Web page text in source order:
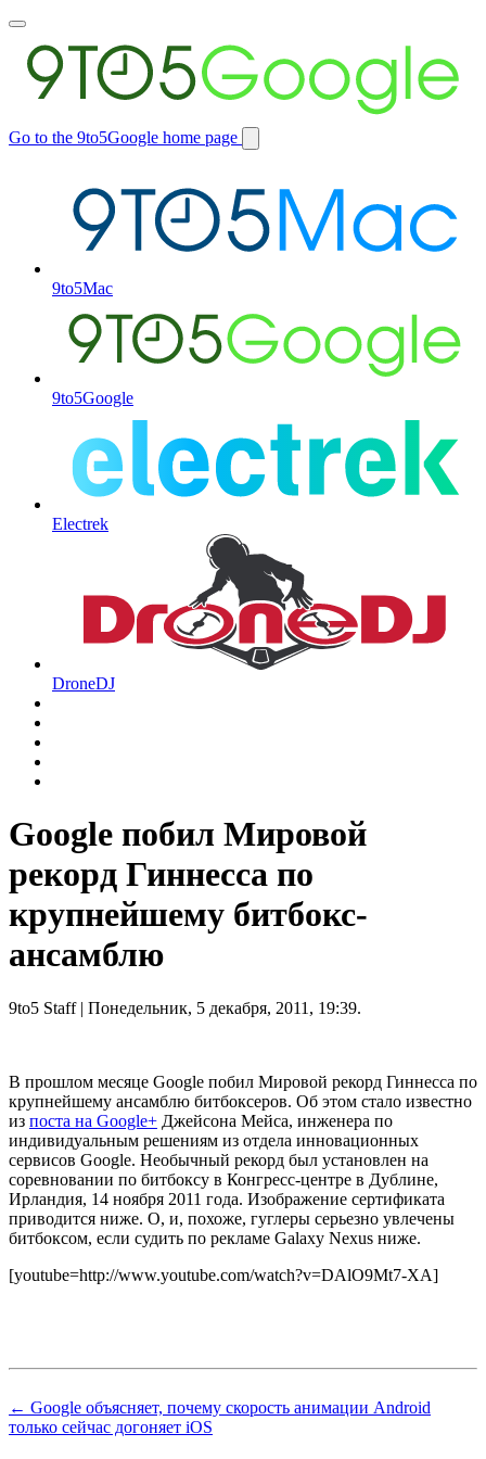
Toggle
main
menu
Go to the 9to5Google home page
Switch
9to5Mac
9to5Google
Electrek
DroneDJ
Google побил Мировой
рекорд Гиннесса по
крупнейшему битбокс-
ансамблю
9to5 Staff| Понедельник, 5 декабря, 2011, 19:39.
В прошлом месяце Google побил Мировой рекорд Гиннесса по
крупнейшему ансамблю битбоксеров. Об этом стало известно
из поста на Google+ Джейсона Мейса, инженера по
индивидуальным решениям из отдела инновационных
сервисов Google. Необычный рекорд был установлен на
соревновании по битбоксу в Конгресс-центре в Дублине,
Ирландия, 14 ноября 2011 года. Изображение сертификата
приводится ниже. О, и, похоже, гуглеры серьезно увлечены
битбоксом, если судить по рекламе Galaxy Nexus ниже.
[youtube=http://www.youtube.com/watch?v=DAlO9Mt7-XA]
← Google объясняет, почему скорость анимации Android
только сейчас догоняет iOS